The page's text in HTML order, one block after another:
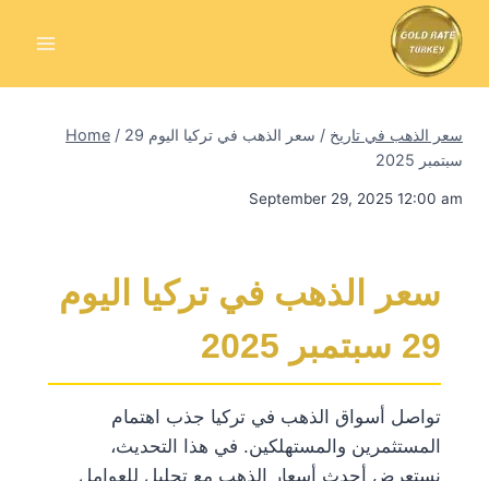
Home / سعر الذهب في تاريخ /
سعر الذهب في تركيا اليوم 29
سبتمبر 2025
September 29, 2025 12:00 am
سعر الذهب في تركيا اليوم
29 سبتمبر 2025
تواصل أسواق الذهب في تركيا جذب اهتمام
المستثمرين والمستهلكين. في هذا التحديث،
نستعرض أحدث أسعار الذهب مع تحليل للعوامل